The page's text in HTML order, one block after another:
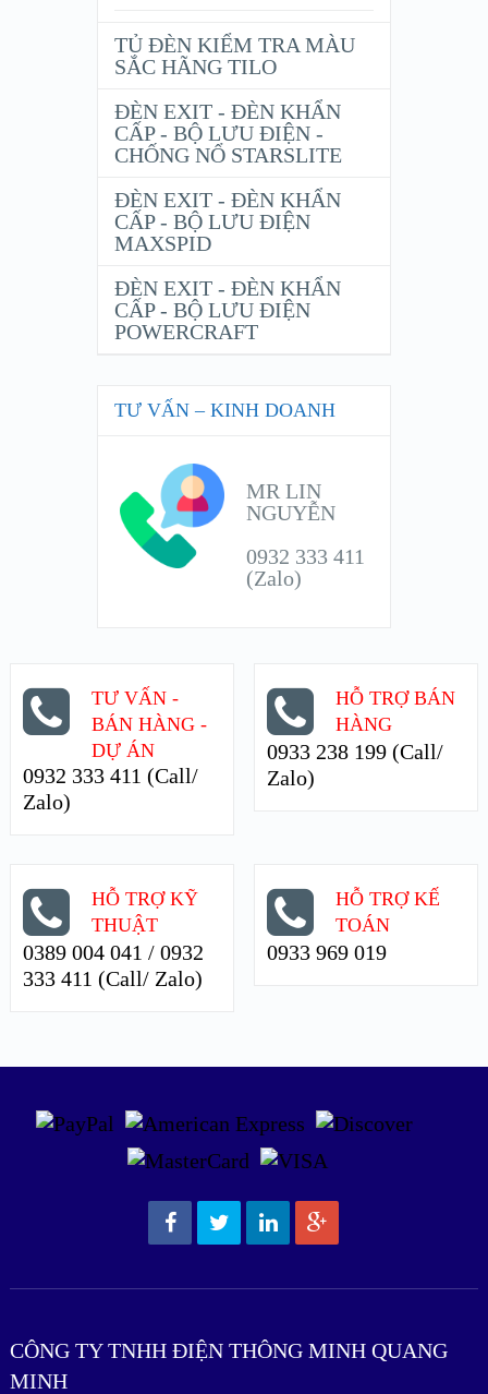
TỦ ĐÈN KIỂM TRA MÀU
SẮC HÃNG TILO
ĐÈN EXIT - ĐÈN KHẨN
CẤP - BỘ LƯU ĐIỆN -
CHỐNG NỔ STARSLITE
ĐÈN EXIT - ĐÈN KHẨN
CẤP - BỘ LƯU ĐIỆN
MAXSPID
ĐÈN EXIT - ĐÈN KHẨN
CẤP - BỘ LƯU ĐIỆN
POWERCRAFT
TƯ VẤN – KINH DOANH
MR LIN
NGUYỄN
0932 333 411
(Zalo)
TƯ VẤN -
BÁN HÀNG -
DỰ ÁN
0932 333 411 (Call/
Zalo)
HỖ TRỢ BÁN
HÀNG
0933 238 199 (Call/
Zalo)
HỖ TRỢ KỸ
THUẬT
0389 004 041 / 0932
333 411 (Call/ Zalo)
HỖ TRỢ KẾ
TOÁN
0933 969 019
CÔNG TY TNHH ĐIỆN THÔNG MINH QUANG
MINH